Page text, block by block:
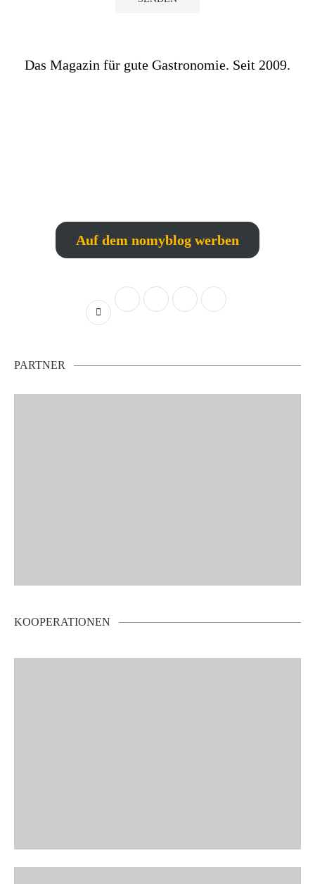
Das Magazin für gute Gastronomie. Seit 2009.
Auf dem nomyblog werben
PARTNER
KOOPERATIONEN